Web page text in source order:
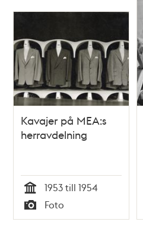
Kavajer på MEA:s
herravdelning
Tid
1953 till 1954
Typ
Foto